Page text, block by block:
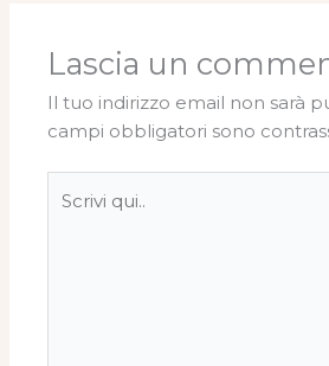
Lascia un
Il tuo indirizzo email non sarà
campi obbligatori sono
qui..